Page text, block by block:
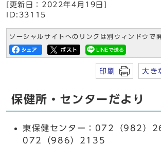
[更新日：2022年4月19日]
ID:33115
ソーシャルサイトへのリンクは別ウィンドウで
印刷 大き
保健所・センターだより
東保健センター：072（982）
072（986）2135